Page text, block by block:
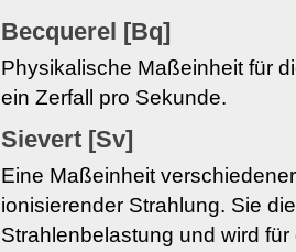
Becquerel [Bq]
Physikalische Maßeinheit für
ein Zerfall pro Sekunde.
Sievert [Sv]
Eine Maßeinheit
ionisierender Strahlung. Sie
Strahlenbelastung und wird